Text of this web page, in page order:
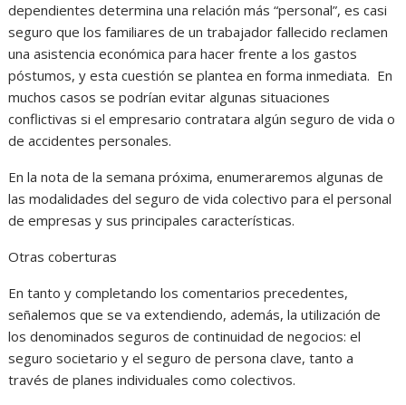
dependientes determina una relación más “personal”, es casi
seguro que los familiares de un trabajador fallecido reclamen
una asistencia económica para hacer frente a los gastos
póstumos, y esta cuestión se plantea en forma inmediata. En
muchos casos se podrían evitar algunas situaciones
conflictivas si el empresario contratara algún seguro de vida o
de accidentes personales.
En la nota de la semana próxima, enumeraremos algunas de
las modalidades del seguro de vida colectivo para el personal
de empresas y sus principales características.
Otras coberturas
En tanto y completando los comentarios precedentes,
señalemos que se va extendiendo, además, la utilización de
los denominados seguros de continuidad de negocios: el
seguro societario y el seguro de persona clave, tanto a
través de planes individuales como colectivos.